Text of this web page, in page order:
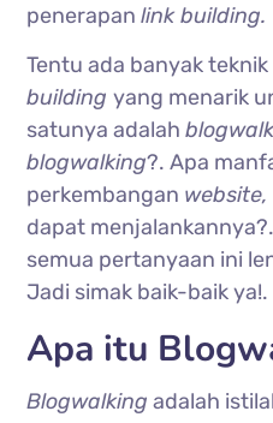
penerapanlink building.
Tentu ada banyak
buildingyang menarik
satunya adalah
blogwalking?. Apa
perkembangan website,
dapat
semua pertanyaan ini
Jadi simak baik-baik ya!.
Apa itu
Blogwalking adalah